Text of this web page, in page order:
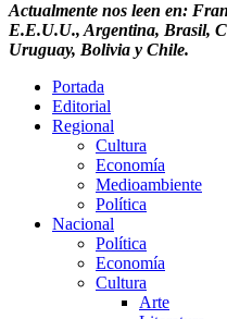
Actualmente nos leen en:
E.E.U.U., Argentina, Brasil,
Uruguay, Bolivia y Chile.
Portada
Editorial
Regional
Cultura
Economía
Medioambiente
Política
Nacional
Política
Economía
Cultura
Arte